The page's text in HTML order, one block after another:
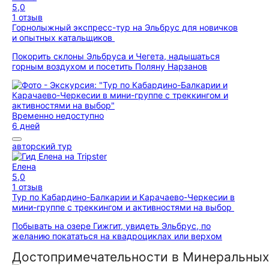
5,0
1 отзыв
Горнолыжный экспресс-тур на Эльбрус для новичков
и опытных катальщиков
Покорить склоны Эльбруса и Чегета, надышаться
горным воздухом и посетить Поляну Нарзанов
Временно недоступно
6 дней
авторский тур
Елена
5,0
1 отзыв
Тур по Кабардино-Балкарии и Карачаево-Черкесии в
мини-группе с треккингом и активностями на выбор
Побывать на озере Гижгит, увидеть Эльбрус, по
желанию покататься на квадроциклах или верхом
Достопримечательности в